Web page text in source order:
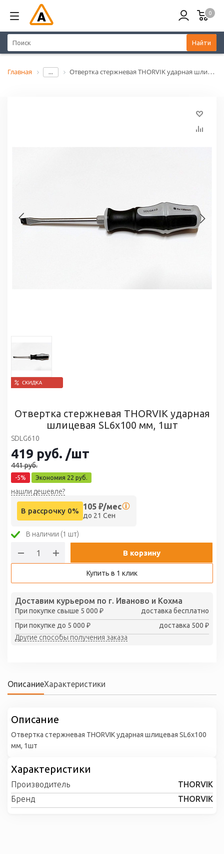
0
Найти
Главная ... Отвертка стержневая THORVIK ударная шлицевая SL6х100 мм, 1шт
Отвертка стержневая THORVIK ударная
шлицевая SL6х100 мм, 1шт
SDLG610
419 руб. /шт
441руб.
-5% Экономия 22 руб.
нашли дешевле?
В рассрочку 0% 105 ₽/мес
до 21 Сен
В наличии (1 шт)
В корзину
Купить в 1 клик
Доставим курьером по г. Иваново и Кохма
При покупке свыше 5 000 ₽
доставка бесплатно
При покупке до 5 000 ₽
доставка 500 ₽
Другие способы получения заказа
ОписаниеХарактеристики
Описание
Отвертка стержневая THORVIK ударная шлицевая SL6х100
мм, 1шт
Характеристики
Производитель
THORVIK
Бренд
THORVIK